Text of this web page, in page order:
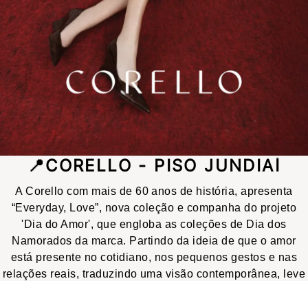
📍CORELLO - PISO JUNDIAÍ
A Corello com mais de 60 anos de história, apresenta
“Everyday, Love”, nova coleção e companha do projeto
'Dia do Amor', que engloba as coleções de Dia dos
Namorados da marca. Partindo da ideia de que o amor
está presente no cotidiano, nos pequenos gestos e nas
relações reais, traduzindo uma visão contemporânea, leve